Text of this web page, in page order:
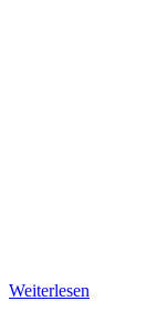
Weiterlesen